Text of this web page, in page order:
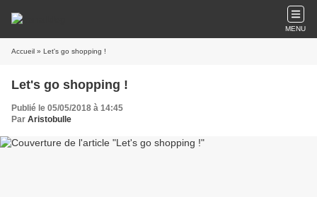
MENU
Accueil » Let's go shopping !
Let's go shopping !
Publié le 05/05/2018 à 14:45
Par Aristobulle